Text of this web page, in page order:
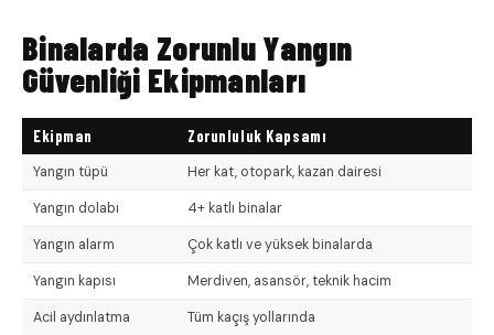
Binalarda Zorunlu Yangın
Güvenliği Ekipmanları
Ekipman Zorunluluk Kapsamı
Yangın tüpü Her kat, otopark, kazan dairesi
Yangın dolabı 4+ katlı binalar
Yangın alarm Çok katlı ve yüksek binalarda
Yangın kapısı Merdiven, asansör, teknik hacim
Acil aydınlatma Tüm kaçış yollarında